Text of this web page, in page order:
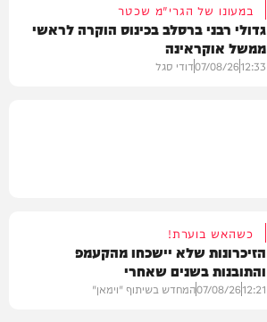
במעונו של הגרי"מ שכטר
גדולי רבני ברסלב בכינוס הוקרה לראשי
ממשל אוקראינה
12:33
07/08/26דודי סגל
כשהאש בוערת!
הזיכרונות שלא יישכחו מהקעמפ
והתובנות בשנים שאחרי
12:21
07/08/26המחדש בשיתוף "וימאן"